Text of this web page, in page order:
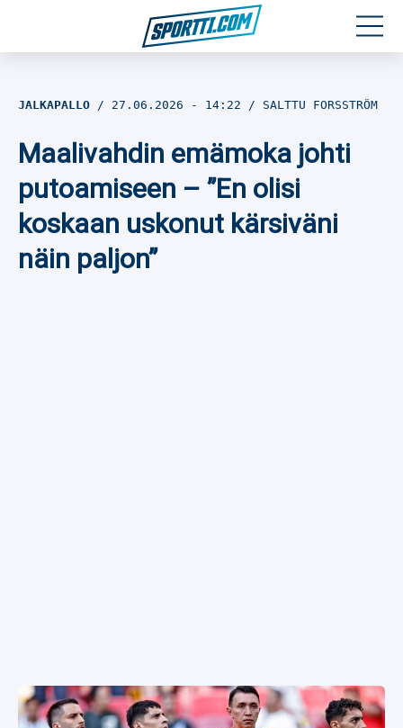
Jalkapallo
Yleisurheilu
Talviurheilu
JALKAPALLO 27.06.2026 - 14:22 SALTTU FORSSTRÖM
Maalivahdin emämoka johti
putoamiseen – ”En olisi
koskaan uskonut kärsiväni
näin paljon”